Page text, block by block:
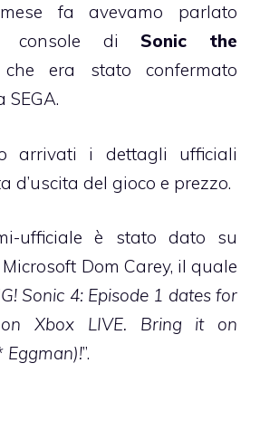
fa avevamo parlato
console diSonic the
era stato confermato
arrivati i dettagli ufficiali
d’uscita del gioco e prezzo.
ufficiale è stato dato su
Dom Carey, il quale
Sonic 4: Episode 1 dates for
Xbox LIVE. Bring it on
Eggman)!”.